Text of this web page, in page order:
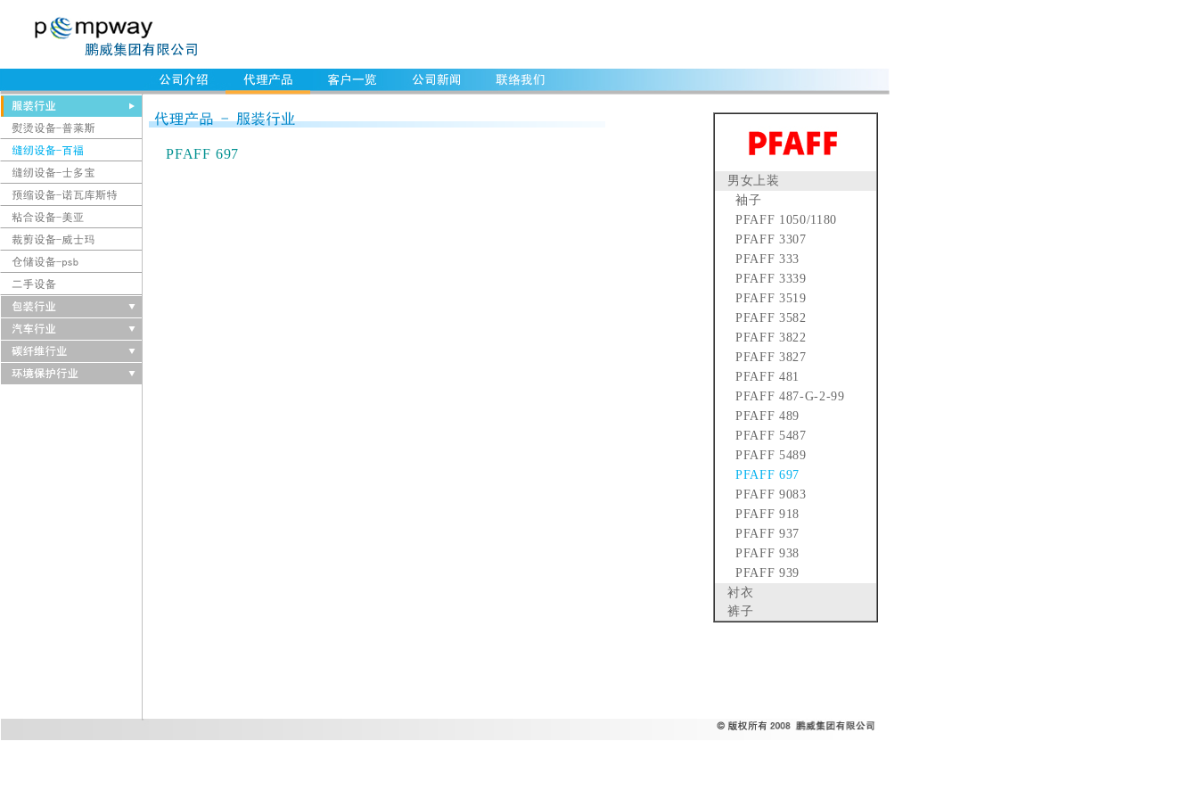
PFAFF 697
男女上装
袖子
PFAFF 1050/1180
PFAFF 3307
PFAFF 333
PFAFF 3339
PFAFF 3519
PFAFF 3582
PFAFF 3822
PFAFF 3827
PFAFF 481
PFAFF 487-G-2-99
PFAFF 489
PFAFF 5487
PFAFF 5489
PFAFF 697
PFAFF 9083
PFAFF 918
PFAFF 937
PFAFF 938
PFAFF 939
衬衣
裤子